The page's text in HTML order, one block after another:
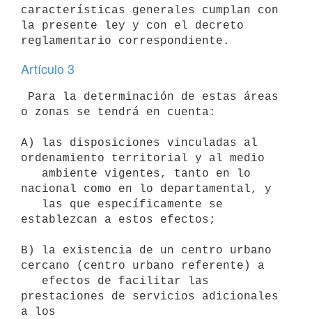
características generales cumplan con
la presente ley y con el decreto
Artículo 3
o zonas se tendrá en cuenta:
A) las disposiciones vinculadas al
ordenamiento territorial y al medio
nacional como en lo departamental, y
establezcan a estos efectos;
B) la existencia de un centro urbano
cercano (centro urbano referente) a
prestaciones de servicios adicionales
a los